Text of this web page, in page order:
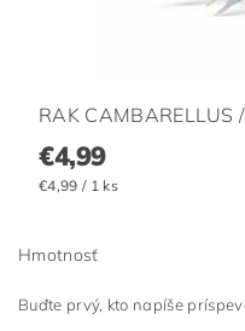
RAK CAMBARELLUS
€4,99
€4,99 / 1 ks
Hmotnosť
Buďte prvý, kto napíše